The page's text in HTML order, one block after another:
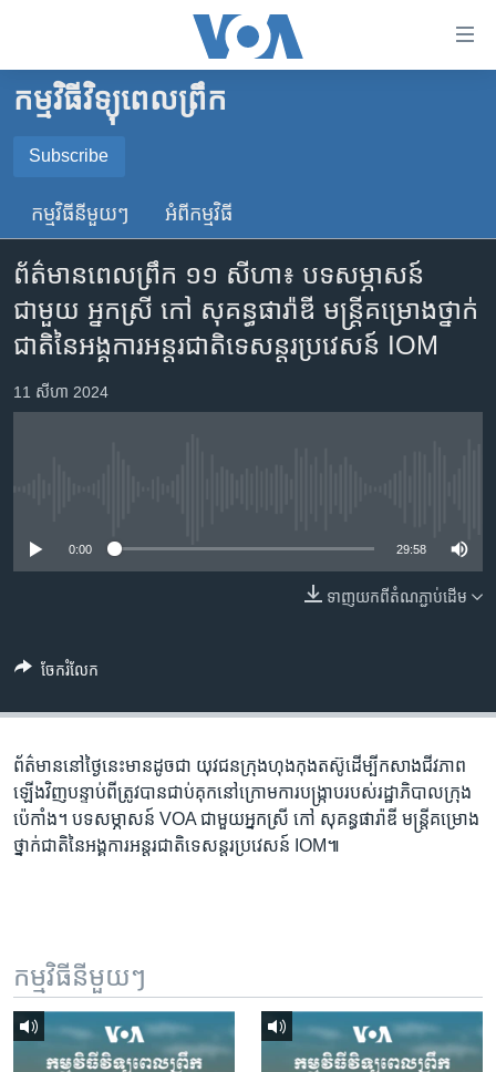
គេហទំព័រ​
ទាក់ទង
រំលង​
ទំព័រ​
ព័ត៌មាន​​
តែ​
ម្តង
និង​
រំលង​
កាន់​
ស្វែង​
កម្ពុជា
អន្តរជាតិ
ចិន
ហេឡូវីអូអេ
កម្ពុជាច្នៃប្រតិដ្ឋ
ព្រឹត្តិការណ៍ព័ត៌មាន
ទូរទស្សន៍ / វីដេអូ​
កម្មវិធីវិទ្យុពេលព្រឹក
Subscribe
SUBSCRIBE
YouTube Music
Spotify
កម្មវិធី​នីមួយៗ អំពី​កម្មវិធី​
ព័ត៌មាន​ពេល​ព្រឹក ១១ សីហា៖ បទសម្ភាសន៍
ជាមួយ​ អ្នកស្រី កៅ សុគន្ធផារ៉ាឌី មន្រ្តី​គម្រោង​ថ្នាក់​
ជាតិ​នៃ​​អង្គការអន្តរជាតិទេសន្តរប្រវេសន៍ IOM
11 សីហា 2024
0:00 29:58
ទាញ​យក​ពី​តំណភ្ជាប់​ដើម
ចែករំលែក
ព័ត៌មាន​នៅ​ថ្ងៃនេះ​មាន​ដូចជា យុវជន​ក្រុង​ហុងកុង​តស៊ូ​ដើម្បី​កសាង​ជីវភាព​​
ឡើងវិញ​បន្ទាប់ពី​ត្រូវ​បាន​ជាប់​គុក​នៅ​ក្រោម​ការបង្ក្រាប​របស់​រដ្ឋាភិបាល​ក្រុង​
ប៉េកាំង។ បទសម្ភាសន៍ VOA ជាមួយ​អ្នកស្រី កៅ សុគន្ធផារ៉ាឌី មន្រ្តី​គម្រោង​
ថ្នាក់​ជាតិ​នៃ​​អង្គការអន្តរជាតិទេសន្តរប្រវេសន៍ IOM៕
កម្មវិធី​នីមួយៗ